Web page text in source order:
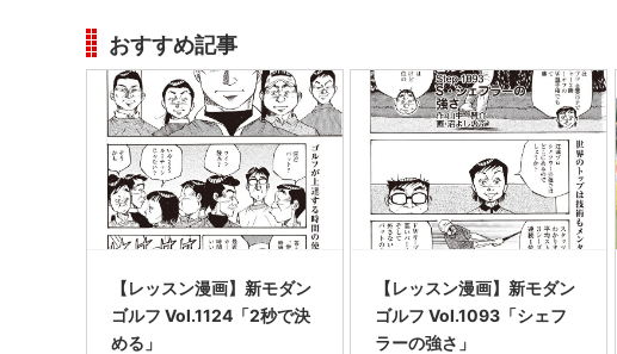
おすすめ記事
【レッスン漫画】新モダン
ゴルフ Vol.1124「2秒で決
める」
【レッスン漫画】新モダン
ゴルフ Vol.1093「シェフ
ラーの強さ」